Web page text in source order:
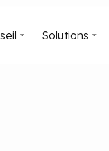
Solutions